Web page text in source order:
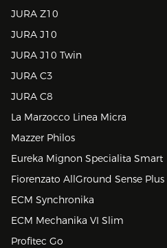
JURA Z10
JURA J10
JURA J10 Twin
JURA C3
JURA C8
La Marzocco Linea Micra
Mazzer Philos
Eureka Mignon Specialita Smart
Fiorenzato AllGround Sense Plus
ECM Synchronika
ECM Mechanika VI Slim
Profitec Go